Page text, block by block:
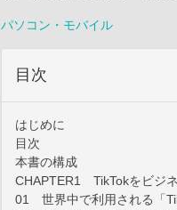
パソコン・モバイル
目次
はじめに
目次
本書の構成
CHAPTER1 TikTokをビジ
01 世界中で利用される「